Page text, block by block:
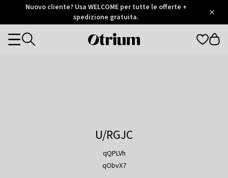
Otrium
Trustpilot
Nuovo cliente? Usa WELCOME per tutte le offerte +
spedizione gratuita.
Otrium
Categories
U/RGJC
qQPLVh
qObvX7